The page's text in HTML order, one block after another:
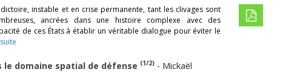
instable et en crise permanente, tant les clivages sont
ancrées dans une histoire complexe avec des
de ces États à établir un véritable dialogue pour éviter le
le domaine spatial de défense (1/2) - Mickaël